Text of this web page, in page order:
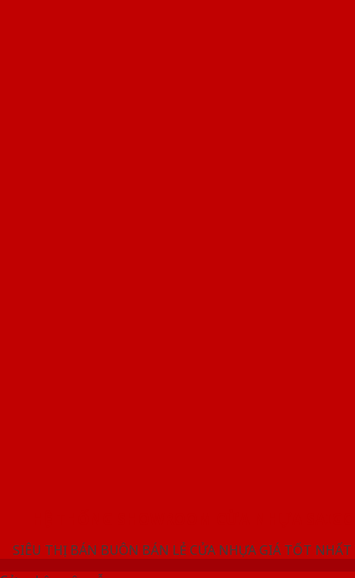
SIÊU THỊ BÁN BUÔN BÁN LẺ CỬA NHỰA GIÁ TỐT NHẤT